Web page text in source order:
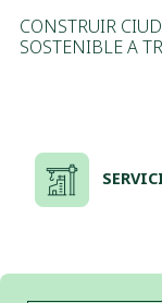
CONSTRUIR
SOSTENIBLE A